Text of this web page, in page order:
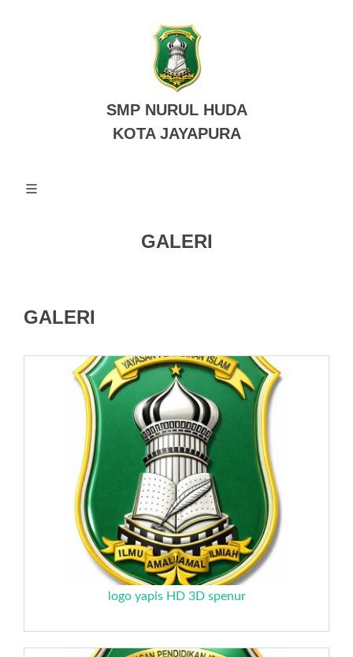
SMP NURUL HUDA
KOTA JAYAPURA
GALERI
GALERI
logo yapis HD 3D spenur